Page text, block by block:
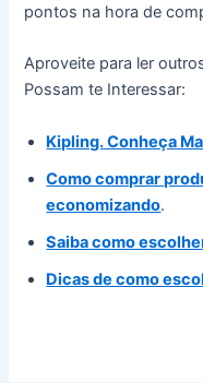
pontos na hora de
Aproveite para ler
Possam te Interessar:
Kipling. Conheça
Como comprar
economizando.
Saiba como
Dicas de como